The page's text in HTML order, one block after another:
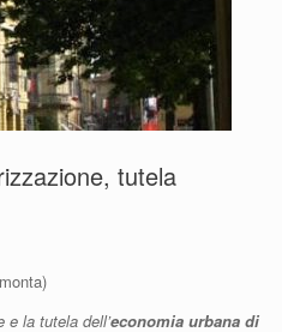
tutela
la tutela dell’economia urbana di